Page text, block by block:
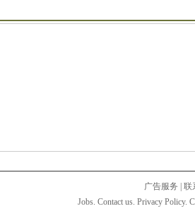
广告服务
联
Jobs. Contact us. Privacy Policy.